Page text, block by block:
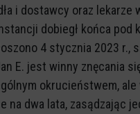
i dostawcy oraz lekarze
dobiegł końca pod
4 stycznia 2023 r.,
E. jest winny znęcania
okrucieństwem, ale
na dwa lata, zasądzając